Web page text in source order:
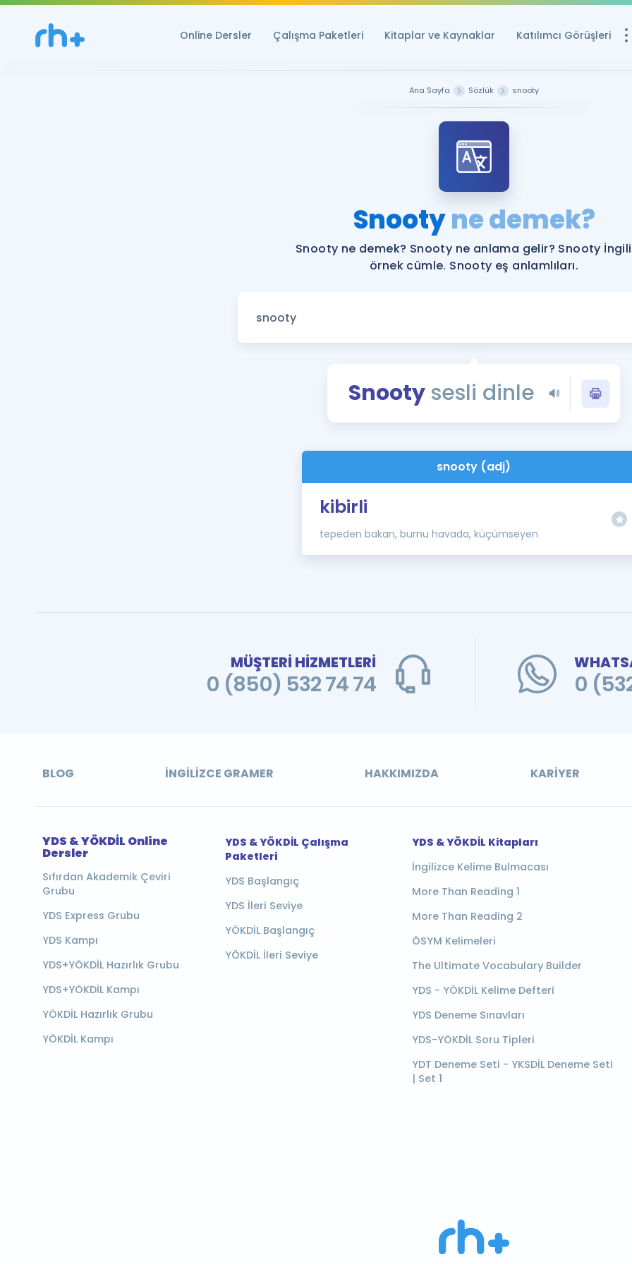
Online Dersler Çalışma Paketleri Kitaplar ve Kaynaklar Katılımcı Görüşleri
YDS ve YÖKDİL
Rehberlik Aracı
YDS ve
Tüm ÖSYM
YDS - YÖKDİL
İngilizce Gramer
Ana Sayfa Sözlük snooty
Snootyne demek?
Snooty ne demek? Snooty ne anlama gelir? Snooty
örnek cümle. Snooty eş anlamlıları.
Snooty sesli dinle
snooty (adj)
kibirli
tepeden bakan, burnu havada, küçümseyen
MÜŞTERİ HİZMETLERİ
0 (850) 532 74 74 0
BLOG İNGILIZCE GRAMER HAKKIMIZDA KARIYER
YDS & YÖKDİL Online
Dersler
Sıfırdan Akademik Çeviri
Grubu
YDS Express Grubu
YDS Kampı
YDS+YÖKDİL Hazırlık Grubu
YDS+YÖKDİL Kampı
YÖKDİL Hazırlık Grubu
YÖKDİL Kampı
YDS & YÖKDİL Çalışma
Paketleri
YDS Başlangıç
YDS İleri Seviye
YÖKDİL Başlangıç
YÖKDİL İleri Seviye
YDS & YÖKDİL Kitapları
İngilizce Kelime Bulmacası
More Than Reading 1
More Than Reading 2
ÖSYM Kelimeleri
The Ultimate Vocabulary Builder
YDS - YÖKDİL Kelime Defteri
YDS Deneme Sınavları
YDS-YÖKDİL Soru Tipleri
YDT Deneme Seti - YKSDİL Deneme Seti
| Set 1